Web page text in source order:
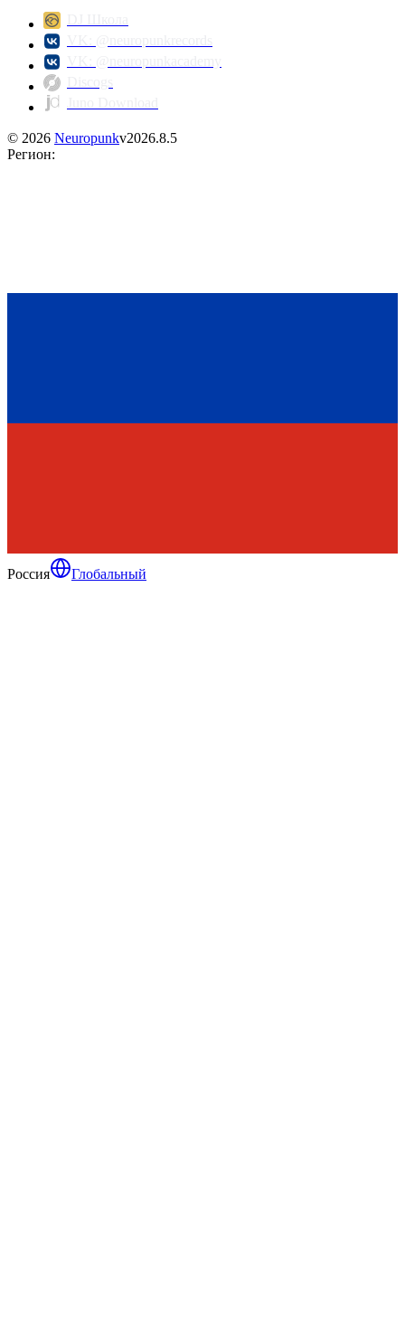
© 2026 Neuropunkv2026.8.5
Регион:
Россия Глобальный